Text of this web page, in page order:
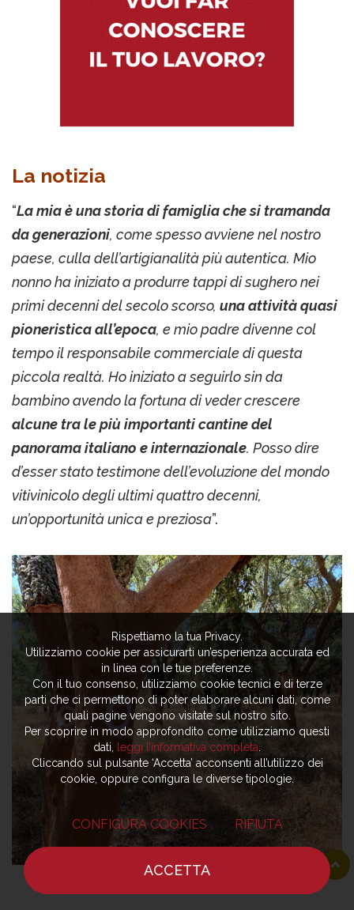
La notizia
“La mia è una storia di famiglia che si tramanda
da generazioni, come spesso avviene nel nostro
paese, culla dell’artigianalità più autentica. Mio
nonno ha iniziato a produrre tappi di sughero nei
primi decenni del secolo scorso, una attività quasi
pioneristica all’epoca, e mio padre divenne col
tempo il responsabile commerciale di questa
piccola realtà. Ho iniziato a seguirlo sin da
bambino avendo la fortuna di veder crescere
alcune tra le più importanti cantine del
panorama italiano e internazionale. Posso dire
d’esser stato testimone dell’evoluzione del mondo
vitivinicolo degli ultimi quattro decenni,
un’opportunità unica e preziosa”.
Rispettiamo la tua Privacy.
Utilizziamo cookie per assicurarti un’esperienza accurata ed
in linea con le tue preferenze.
Con il tuo consenso, utilizziamo cookie tecnici e di terze
parti che ci permettono di poter elaborare alcuni dati, come
quali pagine vengono visitate sul nostro sito.
Per scoprire in modo approfondito come utilizziamo questi
dati,
leggi l’informativa completa
Cliccando sul pulsante ‘Accetta’ acconsenti all’utilizzo dei
cookie, oppure configura le diverse tipologie.
CONFIGURA COOKIES RIFIUTA
ACCETTA